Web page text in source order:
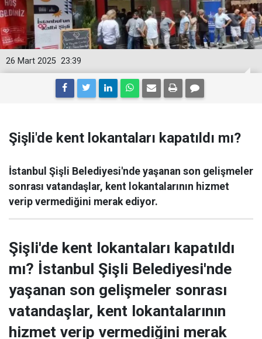
23:39
26 Mart 2025
Şişli'de kent lokantaları kapatıldı mı?
İstanbul Şişli Belediyesi'nde yaşanan son gelişmeler
sonrası vatandaşlar, kent lokantalarının hizmet
verip vermediğini merak ediyor.
Şişli'de kent lokantaları kapatıldı
mı? İstanbul Şişli Belediyesi'nde
yaşanan son gelişmeler sonrası
vatandaşlar, kent lokantalarının
hizmet verip vermediğini merak